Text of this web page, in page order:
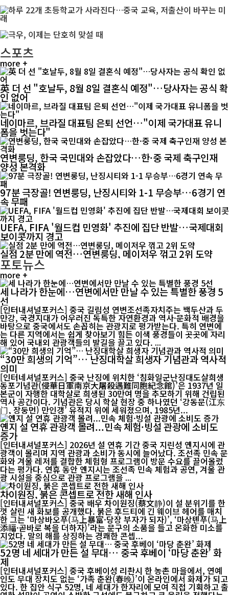
스포츠
more +
英 더 선 "호날두, 8월 8일 결혼식 예정"…당사자는 공식 확
인 없어
네이마르, 브라질 대표팀 은퇴 선언…"이제 국가대표 유니
폼을 벗는다"
연변룽딩, 한국 국민대와 손잡았다…한·중 국제 축구인재
양성 본격화
97분 극장골! 연변룽딩, 난징시티와 1-1 무승부…6경기 연
속 무패
UEFA, FIFA '월드컵 민영화' 추진에 집단 반발…국제대회
보이콧까지 경고
실점 2분 만에 역전…연변룽딩, 메이저우 꺾고 2위 도약
포토뉴스
more +
세 나라가 한눈에…연변에서만 만날 수 있는 특별한 풍경 5
선
[인터내셔널포커스] 중국 길림성 연변조선족자치주는 백두산과 두
만강, 국경지대가 어우러진 독특한 자연환경과 역사·문화적 배경을
바탕으로 중국에서도 손꼽히는 관광지로 평가받는다. 특히 연변에
는 다른 지역에서는 쉽게 찾아보기 힘든 이색 풍경들이 곳곳에 자리
해 있어 국내외 관광객들의 발길을 끌고 있다. ...
“30만 희생의 기억”… 난징대학살 희생자 기념관과 역사적
의미
[인터네셔널포커스] 중국 난징에 위치한 ‘침화일군난징대도살희생
동포기념관(侵華日軍南京大屠殺遇難同胞紀念館)’은 1937년 일
본군이 자행한 대학살로 희생된 30만여 명을 추모하기 위해 건립된
역사 공간이다. 기념관은 당시 학살 현장 중 하나였던 ‘강동문(江东
门, 장둥먼) 만인갱’ 유적지 위에 세워졌으며, 1985년...
옌지 설 연휴 관광객 몰려...민속 체험·빙설 관광에 소비도
증가
[인터내셔널포커스] 2026년 설 연휴 기간 중국 지린성 옌지시에 관
광객이 몰리며 지역 관광과 소비가 동시에 늘어났다. 조선족 민속 문
화와 겨울 레저를 결합한 체험형 프로그램이 방문 수요를 끌어올렸
다는 평가다. 연휴 동안 옌지시는 조선족 민속 체험과 공연, 겨울 관
광 시설을 중심으로 관광 프로그램을 ...
차이원징, 붉은 콘셉트로 전한 새해 인사
[인터내셔널포커스] 중국 배우 차이원징(蔡文静)이 설 분위기를 한
껏 살린 새 화보를 공개했다. 붉은 후드티에 긴 웨이브 헤어를 매치
한 그는 ‘마상바오푸(马上暴富·당장 부자가 되자)’, ‘마상톈푸(马上
添福·곧바로 복을 더하자)’라는 문구의 소품을 들고 온화한 미소를
지었다. 말의 해를 상징하는 경쾌한 콘셉...
52명 네 세대가 만든 설 무대… 중국 후베이 ‘마당 춘완’ 화
제
[인터내셔널포커스] 중국 후베이성 리촨시 한 농촌 마을에서, 연예
인도 무대 장치도 없는 ‘가족 춘완(春晚)’이 온라인에서 화제가 되고
있다. 한 집안 식구 52명, 네 세대가 한자리에 모여 직접 기획하고 출